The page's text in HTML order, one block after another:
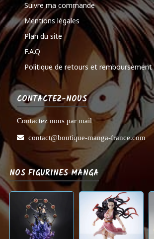
Suivre ma commande
Mentions légales
Plan du site
F.A.Q
Politique de retours et remboursement
CONTACTEZ-NOUS
Contactez nous par mail
contact@boutique-manga-france.com
NOS FIGURINES MANGA